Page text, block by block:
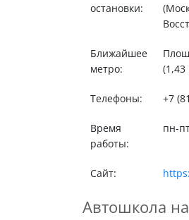
остановки:
Ближайшее
метро:
(1,43
Телефоны: +7
Время
работы:
пн-
Сайт:
Автошкола